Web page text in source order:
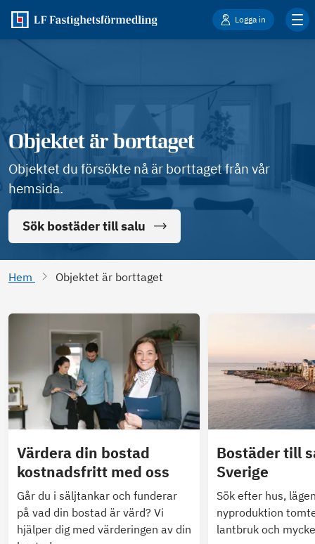
Logga in
Objektet är borttaget
Objektet du försökte nå är borttaget från vår
hemsida.
Sök bostäder till salu
Hem Objektet är borttaget
Värdera din bostad
kostnadsfritt med oss
Går du i säljtankar och funderar
på vad din bostad är värd? Vi
hjälper dig med värderingen av din
Bostäder till
Sverige
Sök efter hus,
nyproduktion
lantbruk och